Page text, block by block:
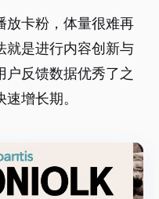
放卡粉，体量很难再
就是进行内容创新与
户反馈数据优秀了之
增长期。